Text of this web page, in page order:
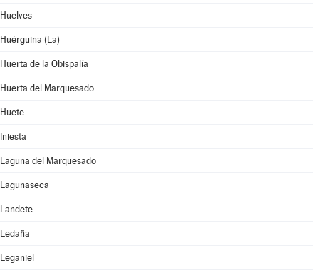
Huelves
Huérguina (La)
Huerta de la Obispalía
Huerta del Marquesado
Huete
Iniesta
Laguna del Marquesado
Lagunaseca
Landete
Ledaña
Leganiel